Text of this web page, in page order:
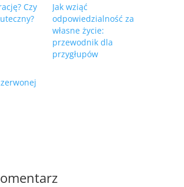
Czy
Jak wziąć
odpowiedzialność za
własne życie:
przewodnik dla
przygłupów